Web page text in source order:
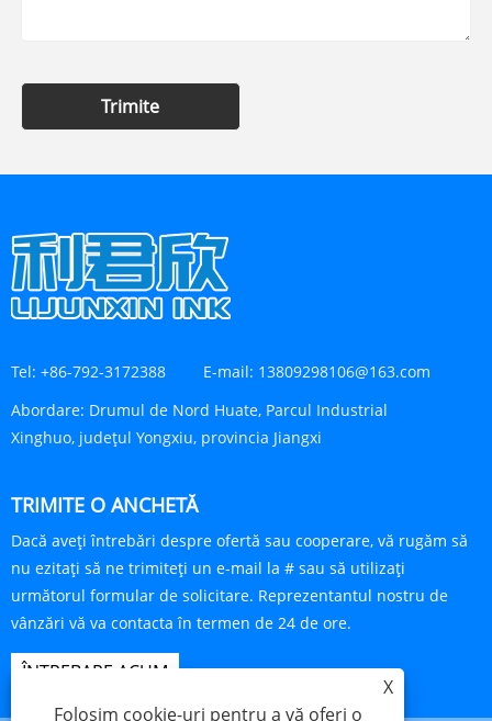
Trimite
Tel: +86-792-3172388 E-mail: 13809298106@163.com
Abordare: Drumul de Nord Huate, Parcul Industrial
Xinghuo, județul Yongxiu, provincia Jiangxi
TRIMITE O ANCHETĂ
Dacă aveți întrebări despre ofertă sau cooperare, vă rugăm să
nu ezitați să ne trimiteți un e-mail la # sau să utilizați
următorul formular de solicitare. Reprezentantul nostru de
vânzări vă va contacta în termen de 24 de ore.
ÎNTREBARE ACUM
X
Folosim cookie-uri pentru a vă oferi o